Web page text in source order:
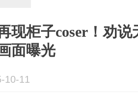
现柜子coser！劝
面曝光
10-11